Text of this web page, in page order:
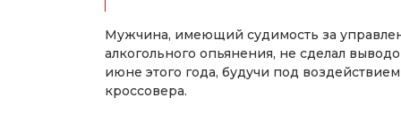
Мужчина, имеющий судимость за
алкогольного опьянения, не сделал
июне этого года, будучи под
кроссовера.